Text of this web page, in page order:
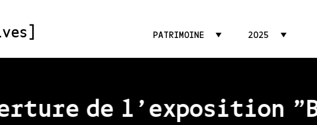
PATRIMOINE 2025
de l'exposition